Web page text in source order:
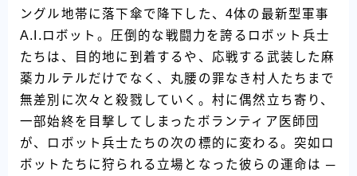
ングル地帯に落下傘で降下した、4体の最新型軍事
A.I.ロボット。圧倒的な戦闘力を誇るロボット兵士
たちは、目的地に到着するや、応戦する武装した麻
薬カルテルだけでなく、丸腰の罪なき村人たちまで
無差別に次々と殺戮していく。村に偶然立ち寄り、
一部始終を目撃してしまったボランティア医師団
が、ロボット兵士たちの次の標的に変わる。突如ロ
ボットたちに狩られる立場となった彼らの運命は ─